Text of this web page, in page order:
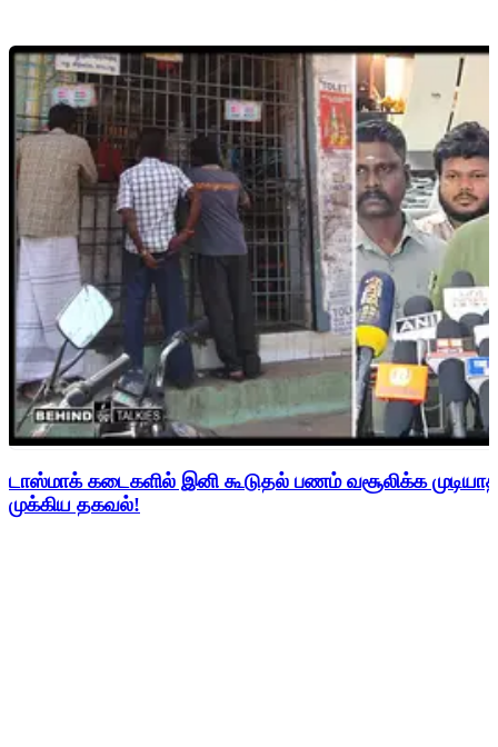
டாஸ்மாக் கடைகளில் இனி கூடுதல் பணம் வசூலிக்க
முக்கிய தகவல்!